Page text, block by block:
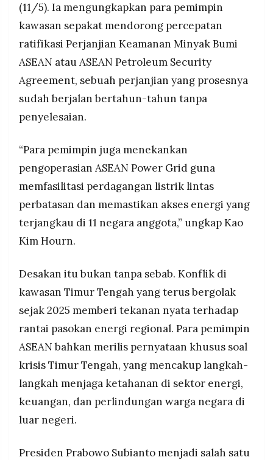
(11/5). Ia mengungkapkan para pemimpin
kawasan sepakat mendorong percepatan
ratifikasi Perjanjian Keamanan Minyak Bumi
ASEAN atau ASEAN Petroleum Security
Agreement, sebuah perjanjian yang prosesnya
sudah berjalan bertahun-tahun tanpa
penyelesaian.
“Para pemimpin juga menekankan
pengoperasian ASEAN Power Grid guna
memfasilitasi perdagangan listrik lintas
perbatasan dan memastikan akses energi yang
terjangkau di 11 negara anggota,” ungkap Kao
Kim Hourn.
Desakan itu bukan tanpa sebab. Konflik di
kawasan Timur Tengah yang terus bergolak
sejak 2025 memberi tekanan nyata terhadap
rantai pasokan energi regional. Para pemimpin
ASEAN bahkan merilis pernyataan khusus soal
krisis Timur Tengah, yang mencakup langkah-
langkah menjaga ketahanan di sektor energi,
keuangan, dan perlindungan warga negara di
luar negeri.
Presiden Prabowo Subianto menjadi salah satu